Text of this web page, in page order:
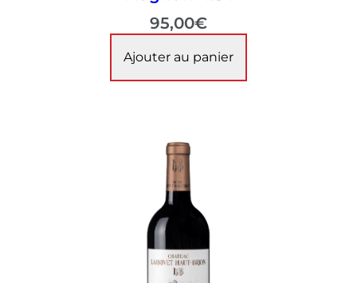
95,00€
Ajouter au panier